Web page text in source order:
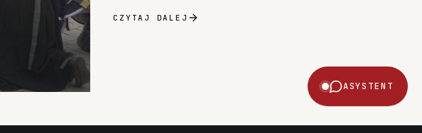
ASYSTENT
CZYTAJ DALEJ